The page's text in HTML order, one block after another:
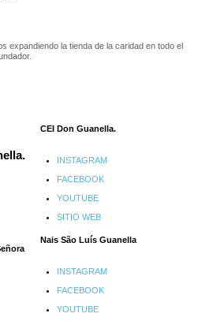
expandiendo la tienda de la caridad en todo el
CEI Don Guanella.
INSTAGRAM
FACEBOOK
YOUTUBE
SITIO WEB
Nais São Luís Guanella
INSTAGRAM
FACEBOOK
YOUTUBE